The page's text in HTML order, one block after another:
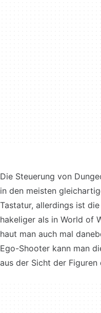
Die Steuerung von
in den meisten
Tastatur, allerdings ist
hakeliger als in World of
haut man auch mal
Ego-Shooter kann man
aus der Sicht der Figuren